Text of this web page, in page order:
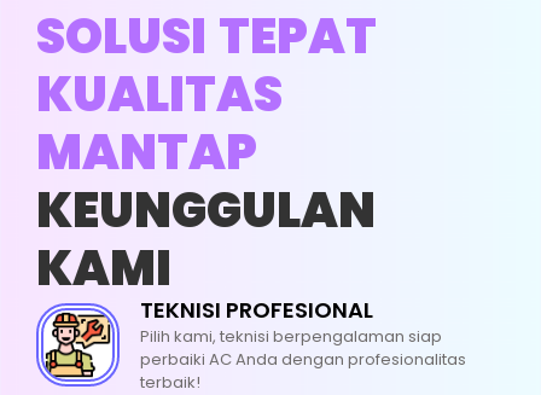
CUCI AC
UKURAN PK : 0,5 - 1 PK
SOLUSI TEPAT
KUALITAS
MANTAP
KEUNGGULAN
KAMI
TEKNISI PROFESIONAL
Pilih kami, teknisi berpengalaman siap
perbaiki AC Anda dengan profesionalitas
terbaik!